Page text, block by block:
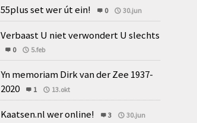
55plus set wer út ein! 0 30.jun
Verbaast U niet verwondert U slechts
0 5.feb
Yn memoriam Dirk van der Zee 1937-
2020
1 13.okt
Kaatsen.nl wer online! 3 30.jun